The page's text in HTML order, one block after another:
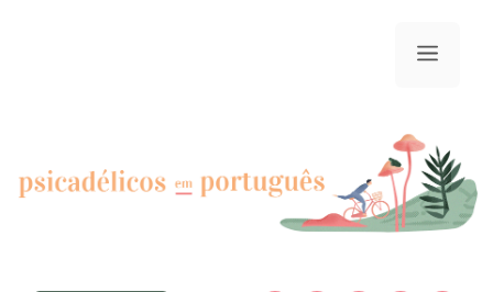
menu